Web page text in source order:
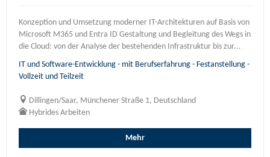
Konzeption und Umsetzung moderner IT-Architekturen auf Basis von
Microsoft M365 und Entra ID Gestaltung und Begleitung des Wegs in
die Cloud: von der Analyse der bestehenden Infrastruktur bis zur...
IT und Software-Entwicklung - mit Berufserfahrung - Festanstellung -
Vollzeit und Teilzeit
Dillingen/Saar, Münchener Straße 1, Deutschland
Hybrides Arbeiten
Mehr